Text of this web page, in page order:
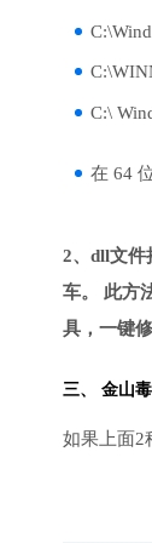
C:\
在 64
2、dll文件
车。 此方
具，一键
三、 金山
如果上面2